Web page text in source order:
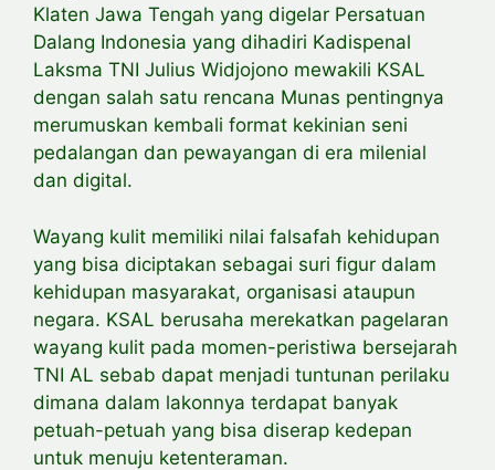
Klaten Jawa Tengah yang digelar Persatuan
Dalang Indonesia yang dihadiri Kadispenal
Laksma TNI Julius Widjojono mewakili KSAL
dengan salah satu rencana Munas pentingnya
merumuskan kembali format kekinian seni
pedalangan dan pewayangan di era milenial
dan digital.
Wayang kulit memiliki nilai falsafah kehidupan
yang bisa diciptakan sebagai suri figur dalam
kehidupan masyarakat, organisasi ataupun
negara. KSAL berusaha merekatkan pagelaran
wayang kulit pada momen-peristiwa bersejarah
TNI AL sebab dapat menjadi tuntunan perilaku
dimana dalam lakonnya terdapat banyak
petuah-petuah yang bisa diserap kedepan
untuk menuju ketenteraman.